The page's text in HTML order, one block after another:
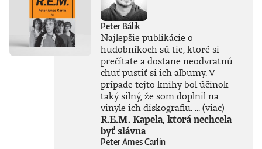
Peter Bálik
Najlepšie publikácie o
hudobníkoch sú tie, ktoré si
prečítate a dostane neodvratnú
chuť pustiť si ich albumy. V
prípade tejto knihy bol účinok
taký silný, že som doplnil na
vinyle ich diskografiu. ...(viac)
R.E.M. Kapela, ktorá nechcela
byť slávna
Peter Ames Carlin